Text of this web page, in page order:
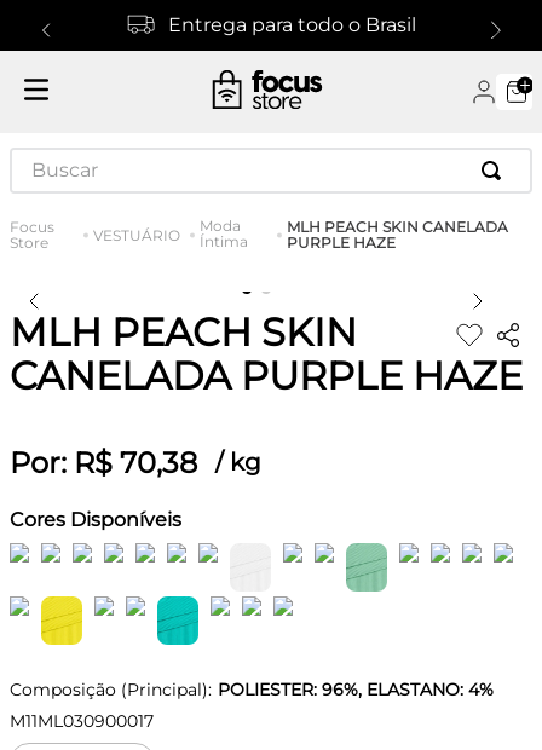
Entrega para todo o Brasil
Buscar
VESTUÁRIO
Moda
Íntima
MLH PEACH SKIN CANELADA
PURPLE HAZE
MLH PEACH SKIN
CANELADA PURPLE HAZE
Por: R$ 70,38 / kg
Cores Disponíveis
Composição (Principal): POLIESTER: 96%, ELASTANO: 4%
M11ML030900017